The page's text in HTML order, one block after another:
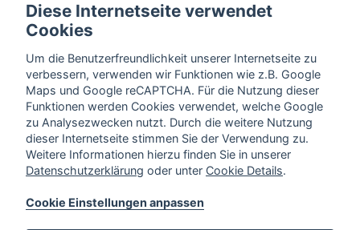
Diese Internetseite verwendet
Cookies
Um die Benutzerfreundlichkeit unserer Internetseite zu
verbessern, verwenden wir Funktionen wie z.B. Google
Maps und Google reCAPTCHA. Für die Nutzung dieser
Funktionen werden Cookies verwendet, welche Google
zu Analysezwecken nutzt. Durch die weitere Nutzung
dieser Internetseite stimmen Sie der Verwendung zu.
Weitere Informationen hierzu finden Sie in unserer
Datenschutzerklärung oder unter Cookie Details.
Cookie Einstellungen anpassen